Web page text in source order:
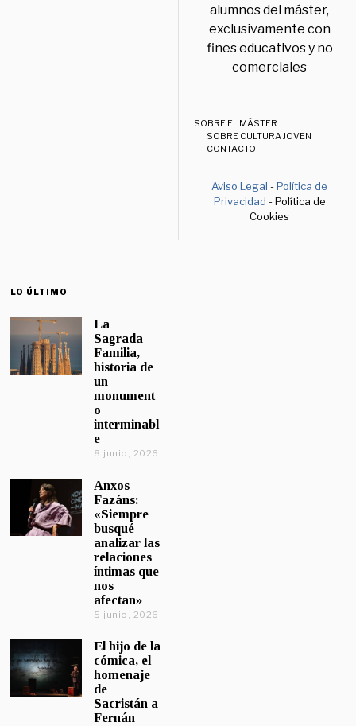
alumnos del máster,
exclusivamente con
fines educativos y no
comerciales
SOBRE EL MÁSTER
SOBRE CULTURA JOVEN
CONTACTO
Aviso Legal -Política de
Privacidad - Política de
Cookies
LO ÚLTIMO
La
Sagrada
Familia,
historia de
un
monument
o
interminabl
e
8 junio, 2026
Anxos
Fazáns:
«Siempre
busqué
analizar las
relaciones
íntimas que
nos
afectan»
5 junio, 2026
El hijo de la
cómica, el
homenaje
de
Sacristán a
Fernán